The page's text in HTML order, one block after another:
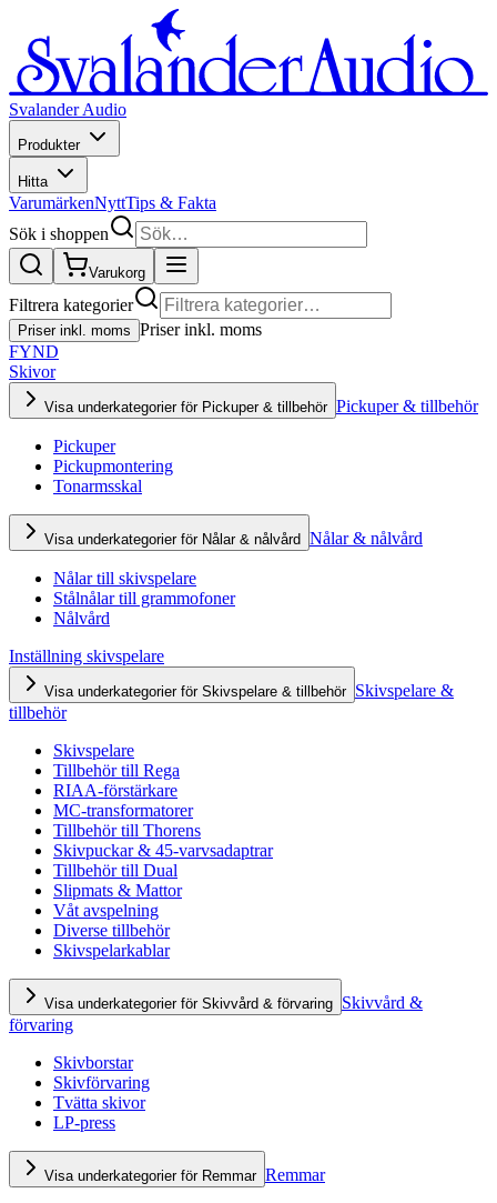
Svalander Audio
Produkter
Hitta
VarumärkenNyttTips & Fakta
Sök i shoppen
Varukorg
Filtrera kategorier
Priser inkl. moms Priser inkl. moms
FYND
Skivor
Visa underkategorier för Pickuper & tillbehör Pickuper & tillbehör
Pickuper
Pickupmontering
Tonarmsskal
Visa underkategorier för Nålar & nålvård Nålar & nålvård
Nålar till skivspelare
Stålnålar till grammofoner
Nålvård
Inställning skivspelare
Visa underkategorier för Skivspelare & tillbehör Skivspelare &
tillbehör
Skivspelare
Tillbehör till Rega
RIAA-förstärkare
MC-transformatorer
Tillbehör till Thorens
Skivpuckar & 45-varvsadaptrar
Tillbehör till Dual
Slipmats & Mattor
Våt avspelning
Diverse tillbehör
Skivspelarkablar
Visa underkategorier för Skivvård & förvaring Skivvård &
förvaring
Skivborstar
Skivförvaring
Tvätta skivor
LP-press
Visa underkategorier för Remmar Remmar